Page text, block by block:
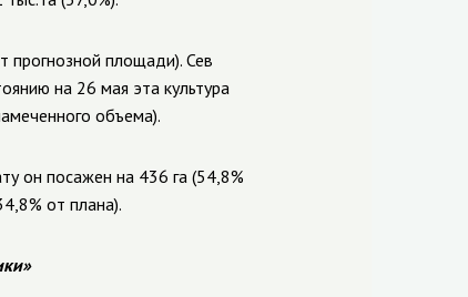
прогнозной площади). Сев
на 26 мая эта культура
объема).
он посажен на 436 га (54,8%
от плана).